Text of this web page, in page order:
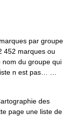
par groupe
452 marques ou
nom du groupe qui
n est pas… …
des
page une liste de